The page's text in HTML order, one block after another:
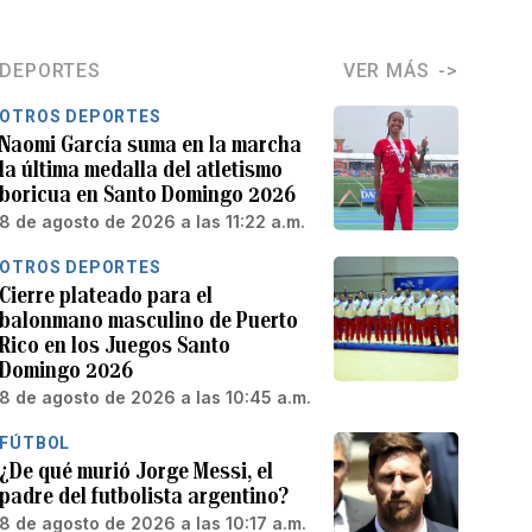
DEPORTES VER MÁS
OTROS DEPORTES
Naomi García suma en la marcha
la última medalla del atletismo
boricua en Santo Domingo 2026
8 de agosto de 2026 a las 11:22 a.m.
OTROS DEPORTES
Cierre plateado para el
balonmano masculino de Puerto
Rico en los Juegos Santo
Domingo 2026
8 de agosto de 2026 a las 10:45 a.m.
FÚTBOL
¿De qué murió Jorge Messi, el
padre del futbolista argentino?
8 de agosto de 2026 a las 10:17 a.m.